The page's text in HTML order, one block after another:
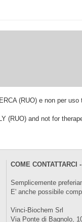
(RUO) e non per
(RUO) and not for
COME CONTATTARCI
Semplicemente
E' anche possibile
Vinci-Biochem Srl
Via Ponte di Bagnolo,